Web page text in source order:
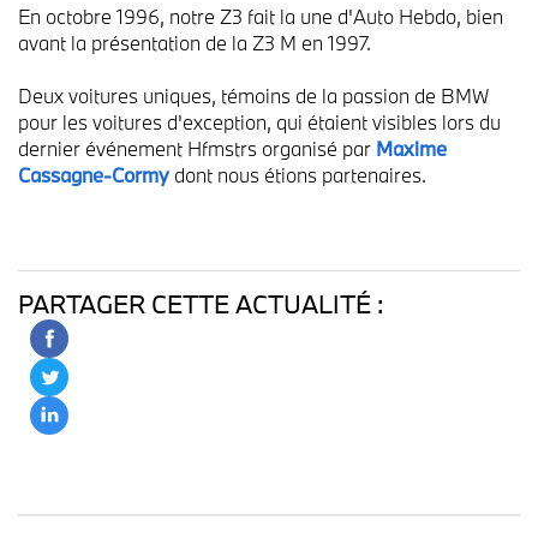
En octobre 1996, notre Z3 fait la une d'Auto Hebdo, bien
avant la présentation de la Z3 M en 1997.
Deux voitures uniques, témoins de la passion de BMW
pour les voitures d'exception, qui étaient visibles lors du
dernier événement Hfmstrs organisé par Maxime
Cassagne-Cormydont nous étions partenaires.
PARTAGER CETTE ACTUALITÉ :